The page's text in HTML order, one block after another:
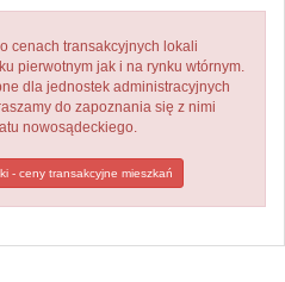
cenach transakcyjnych lokali
pierwotnym jak i na rynku wtórnym.
dla jednostek administracyjnych
do zapoznania się z nimi
nowosądeckiego.
- ceny transakcyjne mieszkań